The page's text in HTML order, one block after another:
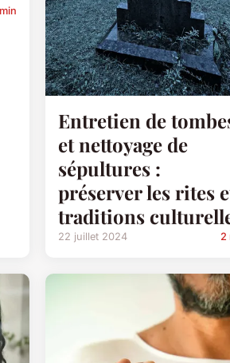
Entretien de
et nettoyage de
sépultures :
préserver les rites
traditions
22 juillet 2024 2